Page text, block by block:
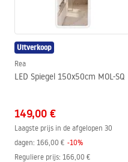
Uitverkoop
Rea
LED Spiegel 150x50cm MOL-SQ
149,00 €
Laagste prijs in de afgelopen 30
dagen: 166,00 € -10%
Reguliere prijs: 166,00 €